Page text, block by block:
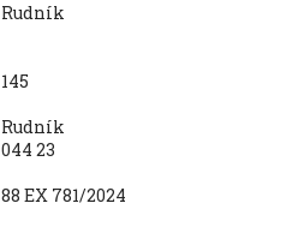
Rudník
145
Rudník
044 23
88 EX 781/2024